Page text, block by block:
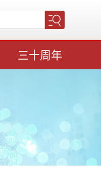
三十周年